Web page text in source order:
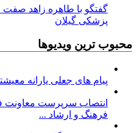
گفتگو با طاهره زاهد صفت
پزشکی گیلان
محبوب ترین ویدیوها
پیام های جعلی یارانه
انتصاب سرپرست معاونت
فرهنگ و ارشاد ...